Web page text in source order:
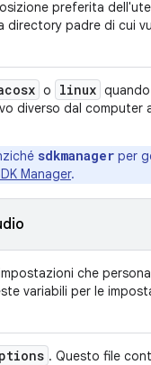
preferita
directory padre di cui
o linux
diverso dal computer
sdkmanager per
Manager.
che
variabili per le
. Questo file